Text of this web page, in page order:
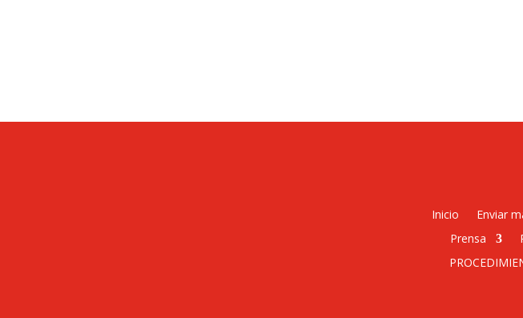
Inicio Enviar
Prensa